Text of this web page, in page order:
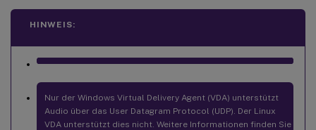
HINWEIS:
Nur der Windows Virtual Delivery Agent (VDA) unterstützt
Audio über das User Datagram Protocol (UDP). Der Linux
VDA unterstützt dies nicht. Weitere Informationen finden Sie